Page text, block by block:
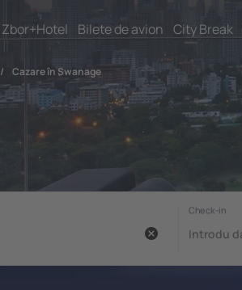
Zbor+Hotel Bilete de avion City Break
/ Cazare în Swanage